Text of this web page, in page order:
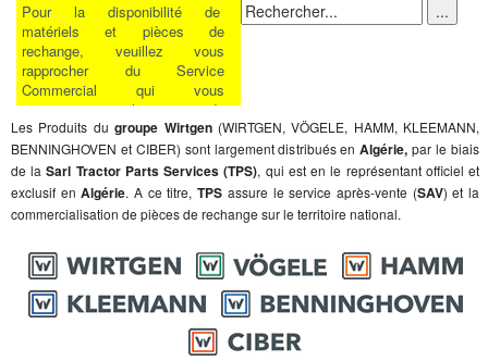
Pour la disponibilité de
matériels et pièces de
rechange, veuillez vous
rapprocher du Service
Commercial qui vous
renseignera, car la situation du
évolue de jour en jour.
Plus de détails
Les Produits dugroupe Wirtgen(WIRTGEN, VÖGELE, HAMM, KLEEMANN,
BENNINGHOVEN et CIBER) sont largement distribués enAlgérie, par le biais
de laSarl Tractor Parts Services (TPS), qui est en le représentant officiel et
exclusif enAlgérie. A ce titre,TPS assure le service après-vente (SAV) et la
commercialisation de pièces de rechange sur le territoire national.